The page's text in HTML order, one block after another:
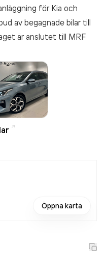
för Kia och
av begagnade bilar till
är anslutet till MRF
Öppna karta